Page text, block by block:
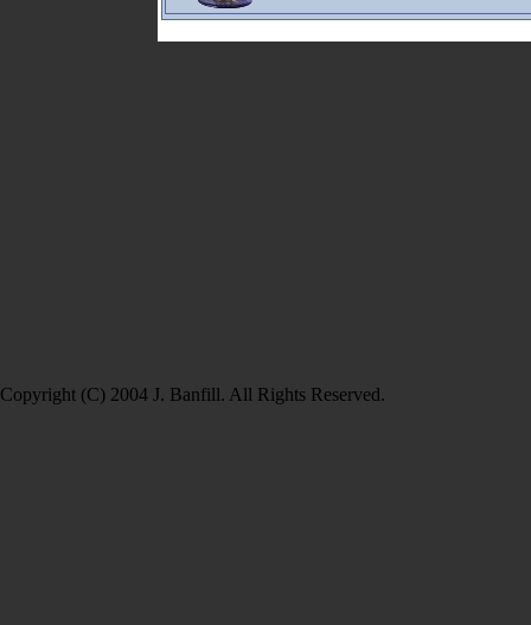
Copyright (C) 2004 J. Banfill. All Rights Reserved.